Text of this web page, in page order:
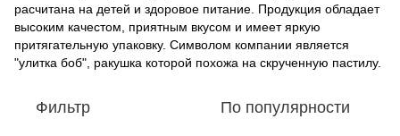
расчитана на детей и здоровое питание. Продукция обладает
высоким качестом, приятным вкусом и имеет яркую
притягательную упаковку. Символом компании является
"улитка боб", ракушка которой похожа на скрученную пастилу.
Фильтр По популярности